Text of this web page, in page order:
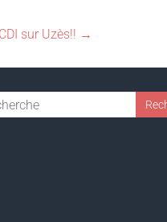
sur Uzès!! →